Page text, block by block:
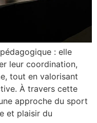
: elle
leur coordination,
tout en valorisant
À travers cette
approche du sport
et plaisir du